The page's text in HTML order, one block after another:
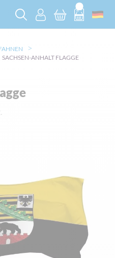
SACHSEN-ANHALT FLAGGE